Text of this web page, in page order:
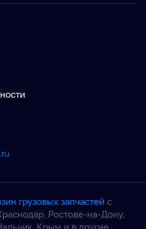
грузовых запчастей с
Ростове-на-Дону,
Крым и в другие